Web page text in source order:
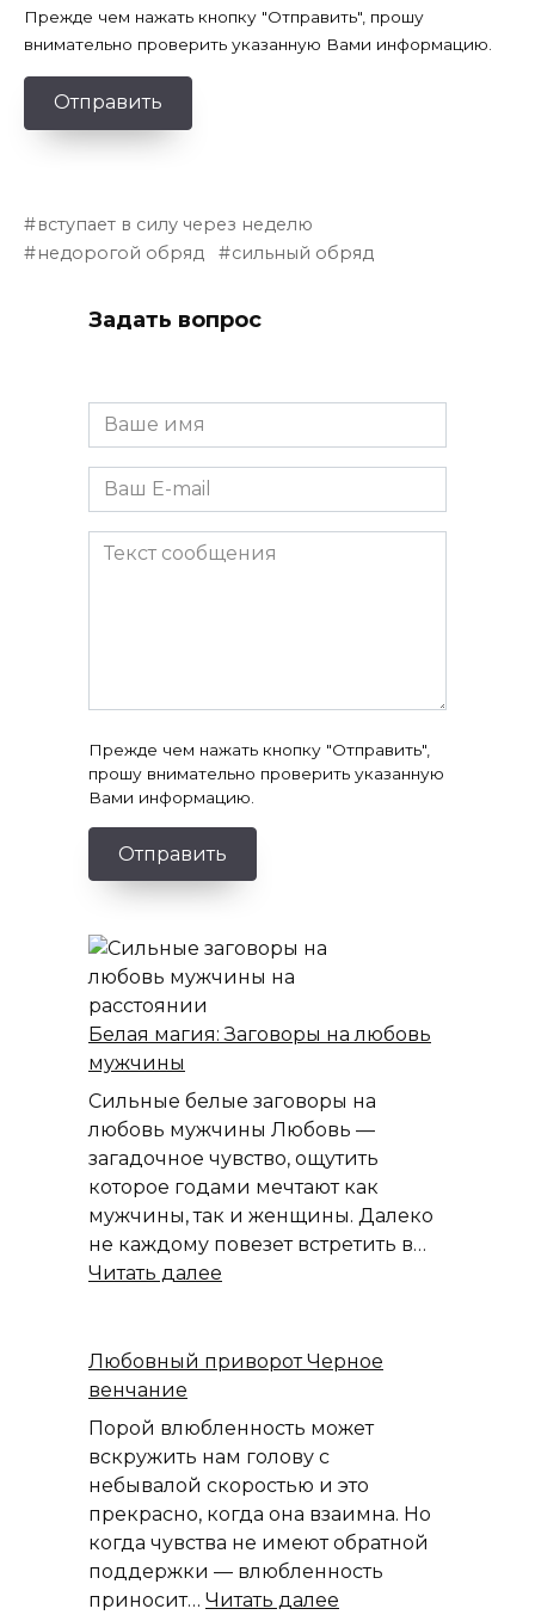
Прежде чем нажать кнопку "Отправить", прошу
внимательно проверить указанную Вами информацию.
Отправить
вступает в силу через неделю
недорогой обряд
сильный обряд
Задать вопрос
Прежде чем нажать кнопку "Отправить",
прошу внимательно проверить указанную
Вами информацию.
Отправить
Белая магия: Заговоры на любовь
мужчины
Сильные белые заговоры на
любовь мужчины Любовь —
загадочное чувство, ощутить
которое годами мечтают как
мужчины, так и женщины. Далеко
не каждому повезет встретить в…
Читать далее
Заговоры
Любовный приворот Черное
венчание
Порой влюбленность может
вскружить нам голову с
небывалой скоростью и это
прекрасно, когда она взаимна. Но
когда чувства не имеют обратной
поддержки — влюбленность
приносит… Читать далее